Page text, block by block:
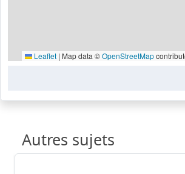
Leaflet | Map data ©OpenStreetMap
Autres sujets